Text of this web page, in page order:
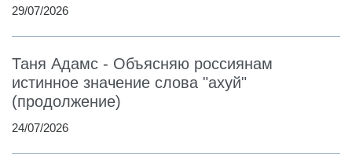
29/07/2026
Таня Адамс - Объясняю россиянам
истинное значение слова "ахуй"
(продолжение)
24/07/2026